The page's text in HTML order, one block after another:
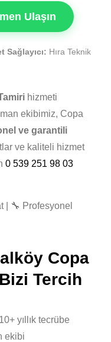
Ulaşın
Sağlayıcı: Hıra Teknik
hizmeti
ekibimiz, Copa
ve garantili
ve kaliteli hizmet
0 539 251 98 03
| 🔧 Profesyonel
Copa
Tercih
yıllık tecrübe
ekibi